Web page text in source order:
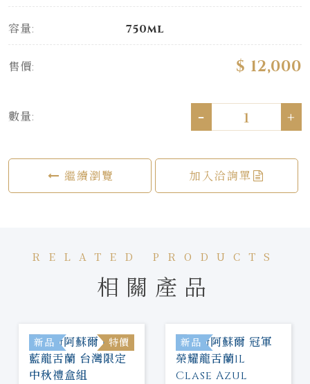
容量: 750ml
售價: $ 12,000
數量: - +
繼續瀏覽 加入洽詢單
RELATED PRODUCTS
相關產品
新品 特價 新品